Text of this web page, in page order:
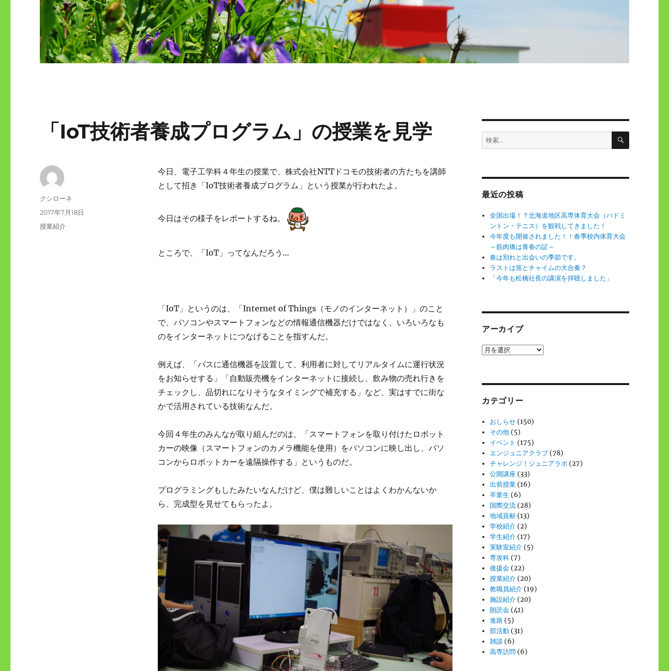
「IoT技術者養成プログラム」の授業を見学
今日、電子工学科４年生の授業で、株式会社NTTドコモの技術者の方たちを講師
として招き「IoT技術者養成プログラム」という授業が行われたよ。
今日はその様子をレポートするね。
ところで、「IoT」ってなんだろう…
「IoT」というのは、「Internet of Things（モノのインターネット）」のこと
で、パソコンやスマートフォンなどの情報通信機器だけではなく、いろいろなも
のをインターネットにつなげることを指すんだ。
例えば、「バスに通信機器を設置して、利用者に対してリアルタイムに運行状況
をお知らせする」「自動販売機をインターネットに接続し、飲み物の売れ行きを
チェックし、品切れになりそうなタイミングで補充する」など、実はすでに街な
かで活用されている技術なんだ。
今回４年生のみんなが取り組んだのは、「スマートフォンを取り付けたロボット
カーの映像（スマートフォンのカメラ機能を使用）をパソコンに映し出し、パソ
コンからロボットカーを遠隔操作する」というものだ。
プログラミングもしたみたいなんだけど、僕は難しいことはよくわかんないか
ら、完成型を見せてもらったよ。
投
クシローネ
投
稿
2017年7月18日
カ
授業紹介
検
索:
検
最近の投稿
全国出場！？北海道地区高専体育大会（バドミ
ントン・テニス）を観戦してきました！
今年度も開催されました！！春季校内体育大会
～筋肉痛は青春の証～
春は別れと出会いの季節です。
ラストは笛とチャイムの大合奏？
「今年も松橋社長の講演を拝聴しました」
アーカイブ
ア
カテゴリー
おしらせ (150)
その他 (5)
イベント (175)
エンジュニアクラブ (78)
チャレンジ！ジュニアラボ (27)
公開講座 (33)
出前授業 (16)
卒業生 (6)
国際交流 (28)
地域貢献 (13)
学校紹介 (2)
学生紹介 (17)
実験室紹介 (5)
専攻科 (7)
後援会 (22)
授業紹介 (20)
教職員紹介 (19)
施設紹介 (20)
朗読会 (41)
進路 (5)
部活動 (31)
雑談 (6)
高専訪問 (6)